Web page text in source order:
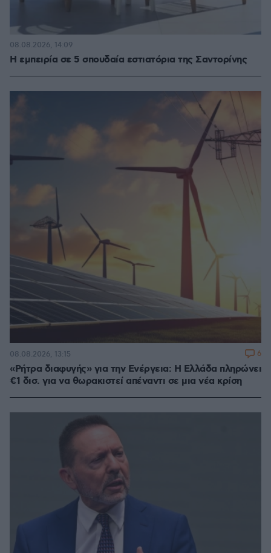
Η εμπειρία σε 5 σπουδαία εστιατόρια της Σαντορίνης
08.08.2026, 14:09
«Ρήτρα διαφυγής» για την Ενέργεια: Η Ελλάδα πληρώνει
€1 δισ. για να θωρακιστεί απέναντι σε μια νέα κρίση
08.08.2026, 13:15 6